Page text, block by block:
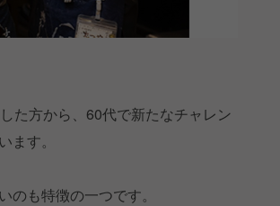
た方から、60代で新たなチャレン
す。
も特徴の一つです。